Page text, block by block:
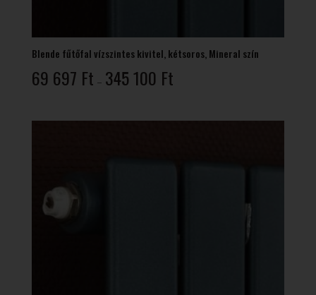
Blende fűtőfal vízszintes kivitel, kétsoros, Mineral szín
69 697 Ft – 345 100 Ft69
-